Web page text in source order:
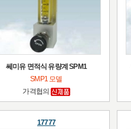
쎄미유 면적식 유량계 SPM1
SMP1 모델
가격협의
17777